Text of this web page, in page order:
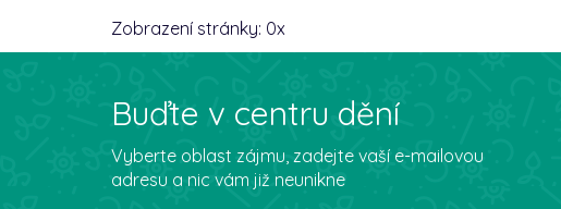
Zobrazení stránky: 0x
Buďte v centru dění
Vyberte oblast zájmu, zadejte vaší e-mailovou
adresu a nic vám již neunikne